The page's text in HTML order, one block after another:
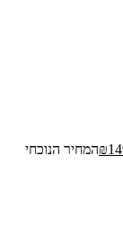
₪המחיר הנוכחי